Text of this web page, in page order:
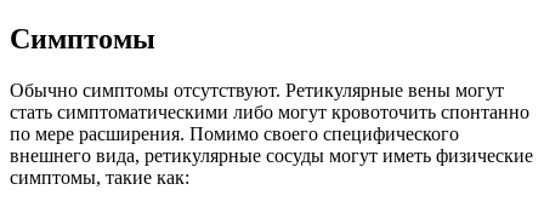
Симптомы
Обычно симптомы отсутствуют. Ретикулярные вены могут
стать симптоматическими либо могут кровоточить спонтанно
по мере расширения. Помимо своего специфического
внешнего вида, ретикулярные сосуды могут иметь физические
симптомы, такие как: